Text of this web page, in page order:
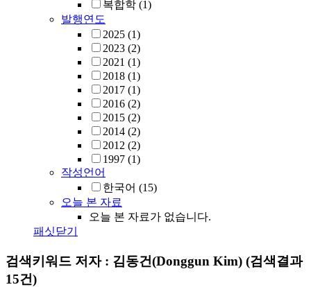
복합학 (1)
발행연도
2025 (1)
2023 (2)
2021 (1)
2018 (1)
2017 (1)
2016 (2)
2015 (2)
2014 (2)
2012 (2)
1997 (1)
작성언어
한국어 (15)
오늘 본 자료
오늘 본 자료가 없습니다.
패싯닫기
검색키워드 저자 : 김동건(Donggun Kim) (검색결과
15건)